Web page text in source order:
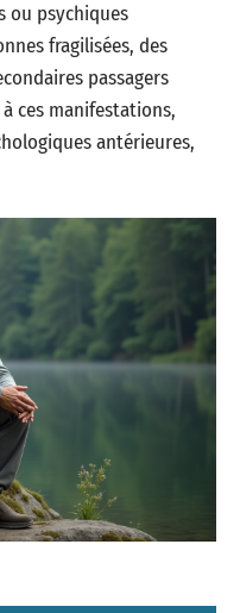
ou psychiques
fragilisées, des
passagers
ces manifestations,
antérieures,